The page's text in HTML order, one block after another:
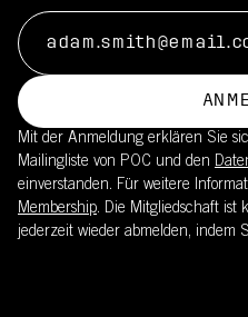
Mit der Anmeldung erklären Sie
Mailingliste von POC und den
einverstanden. Für weitere
Membership. Die Mitgliedschaft ist
jederzeit wieder abmelden, indem